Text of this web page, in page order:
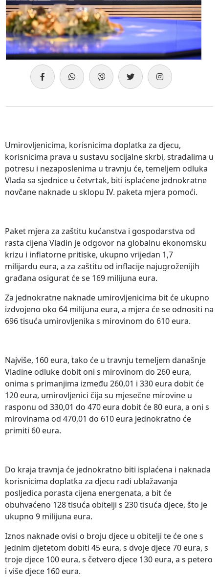
Umirovljenicima, korisnicima doplatka za djecu,
korisnicima prava u sustavu socijalne skrbi, stradalima u
potresu i nezaposlenima u travnju će, temeljem odluka
Vlada sa sjednice u četvrtak, biti isplaćene jednokratne
novčane naknade u sklopu IV. paketa mjera pomoći.
Paket mjera za zaštitu kućanstva i gospodarstva od
rasta cijena Vladin je odgovor na globalnu ekonomsku
krizu i inflatorne pritiske, ukupno vrijedan 1,7
milijardu eura, a za zaštitu od inflacije najugroženijih
građana osigurat će se 169 milijuna eura.
Za jednokratne naknade umirovljenicima bit će ukupno
izdvojeno oko 64 milijuna eura, a mjera će se odnositi na
696 tisuća umirovljenika s mirovinom do 610 eura.
Najviše, 160 eura, tako će u travnju temeljem današnje
Vladine odluke dobit oni s mirovinom do 260 eura,
onima s primanjima između 260,01 i 330 eura dobit će
120 eura, umirovljenici čija su mjesečne mirovine u
rasponu od 330,01 do 470 eura dobit će 80 eura, a oni s
mirovinama od 470,01 do 610 eura jednokratno će
primiti 60 eura.
Do kraja travnja će jednokratno biti isplaćena i naknada
korisnicima doplatka za djecu radi ublažavanja
posljedica porasta cijena energenata, a bit će
obuhvaćeno 128 tisuća obitelji s 230 tisuća djece, što je
ukupno 9 milijuna eura.
Iznos naknade ovisi o broju djece u obitelji te će one s
jednim djetetom dobiti 45 eura, s dvoje djece 70 eura, s
troje djece 100 eura, s četvero djece 130 eura, a s petero
i više djece 160 eura.